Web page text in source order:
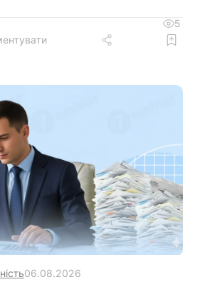
господарської операції та5
06.08.2026